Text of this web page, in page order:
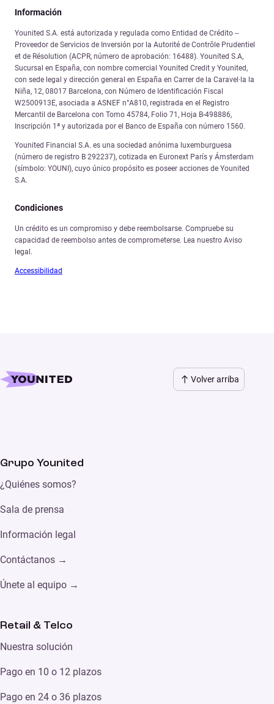
Información
Younited S.A. está autorizada y regulada como Entidad de Crédito –
Proveedor de Servicios de Inversión por la Autorité de Contrôle Prudentiel
et de Résolution (ACPR, número de aprobación: 16488). Younited S.A,
Sucursal en España, con nombre comercial Younited Credit y Younited,
con sede legal y dirección general en España en Carrer de la Caravel·la la
Niña, 12, 08017 Barcelona, con Número de Identificación Fiscal
W2500913E, asociada a ASNEF n°A810, registrada en el Registro
Mercantil de Barcelona con Tomo 45784, Folio 71, Hoja B-498886,
Inscripción 1ª y autorizada por el Banco de España con número 1560.
Younited Financial S.A. es una sociedad anónima luxemburguesa
(número de registro B 292237), cotizada en Euronext París y Ámsterdam
(símbolo: YOUNI), cuyo único propósito es poseer acciones de Younited
S.A.
Condiciones
Un crédito es un compromiso y debe reembolsarse. Compruebe su
capacidad de reembolso antes de comprometerse. Lea nuestro Aviso
legal.
Accessibilidad
Volver arriba
Grupo Younited
¿Quiénes somos?
Sala de prensa
Información legal
Contáctanos →
Únete al equipo →
Retail & Telco
Nuestra solución
Pago en 10 o 12 plazos
Pago en 24 o 36 plazos